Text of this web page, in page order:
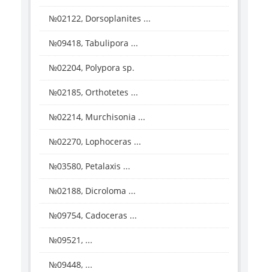
№02122, Dorsoplanites ...
№09418, Tabulipora ...
№02204, Polypora sp.
№02185, Orthotetes ...
№02214, Murchisonia ...
№02270, Lophoceras ...
№03580, Petalaxis ...
№02188, Dicroloma ...
№09754, Cadoceras ...
№09521, ...
№09448, ...